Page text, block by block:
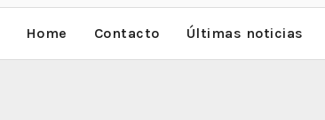
Home Contacto Últimas noticias